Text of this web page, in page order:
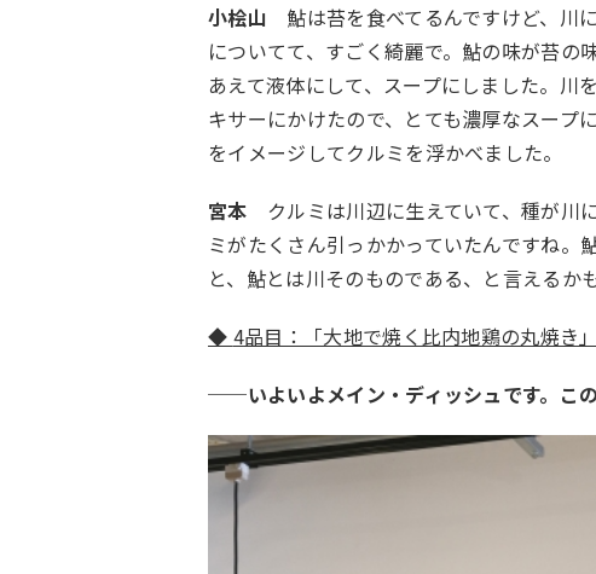
小桧山 鮎は苔を食べてるんですけど、川
についてて、すごく綺麗で。鮎の味が苔の
あえて液体にして、スープにしました。川
キサーにかけたので、とても濃厚なスープ
をイメージしてクルミを浮かべました。
宮本 クルミは川辺に生えていて、種が川
ミがたくさん引っかかっていたんですね。
と、鮎とは川そのものである、と言えるか
◆ 4品目：「大地で焼く比内地鶏の丸焼き」
──いよいよメイン・ディッシュです。こ